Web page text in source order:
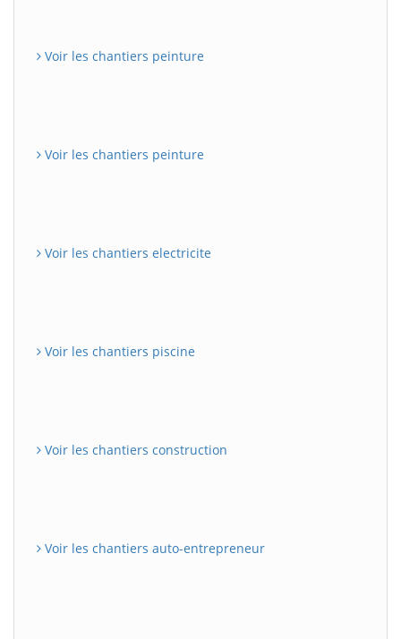
Voir les chantiers peinture
Voir les chantiers peinture
Voir les chantiers electricite
Voir les chantiers piscine
Voir les chantiers construction
Voir les chantiers auto-entrepreneur